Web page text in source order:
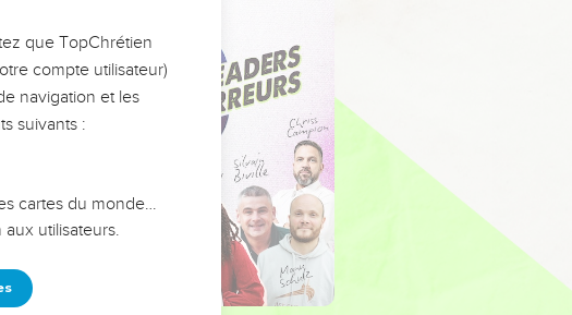
que TopChrétien
compte utilisateur)
navigation et les
suivants :
cartes du monde…
utilisateurs.